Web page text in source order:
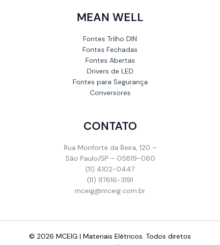
MEAN WELL
Fontes Trilho DIN
Fontes Fechadas
Fontes Abertas
Drivers de LED
Fontes para Segurança
Conversores
CONTATO
Rua Monforte da Beira, 120 –
São Paulo/SP – 05819-060
(11) 4102-0447
(11) 97616-3191
mceig@mceig.com.br
© 2026 MCEIG | Materiais Elétricos. Todos diretos